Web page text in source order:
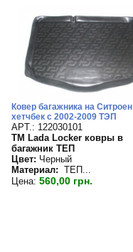
Ковер багажника на
хетчбек с 2002-2009 ТЭП
APT.: 122030101
TM Lada Locker ковры в
багажник ТЕП
Цвет: Черный
Материал: ТЕП...
Цена: 560,00 грн.